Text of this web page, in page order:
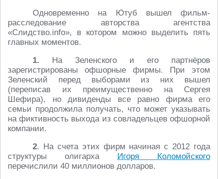
Одновременно на Ютуб вышел фильм-
расследование авторства агентства
«Слидство.info», в котором можно выделить пять
главных моментов.
1. На Зеленского и его партнёров
зарегистрированы офшорные фирмы. При этом
Зеленский перед выборами из них вышел
(переписав их преимущественно на Сергея
Шефира), но дивиденды все равно фирма его
семьи продолжила получать, что может указывать
на фиктивность выхода из совладельцев офшорной
компании.
2. На счета этих фирм начиная с 2012 года
структуры олигарха Игоря Коломойского
перечислили 40 миллионов долларов.